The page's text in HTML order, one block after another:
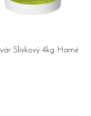
Slivkový 4kg Hamé